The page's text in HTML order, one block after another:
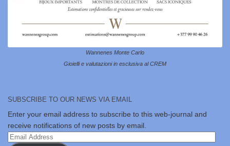
Wannenes Monte Carlo
Gioielli e valutazioni in esclusiva al CREM
SUBSCRIBE TO OUR NEWS VIA EMAIL
Enter your email address to subscribe to this web-journal and
receive notifications of new posts by email.
Email